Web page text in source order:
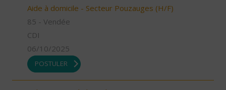
Aide à domicile - Secteur Pouzauges (H/F)
85 - Vendée
CDI
06/10/2025
POSTULER